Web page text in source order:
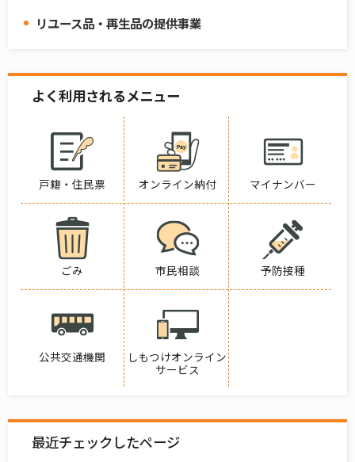
リユース品・再生品の提供事業
よく利用されるメニュー
戸籍・住民票 オンライン納付 マイナンバー
ごみ 市民相談 予防接種
公共交通機関
しもつけオンライン
サービス
最近チェックしたページ